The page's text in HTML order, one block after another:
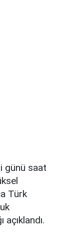
günü saat
Türk